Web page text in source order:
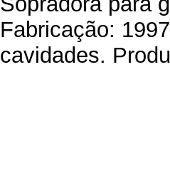
Fabricação:
cavidades.